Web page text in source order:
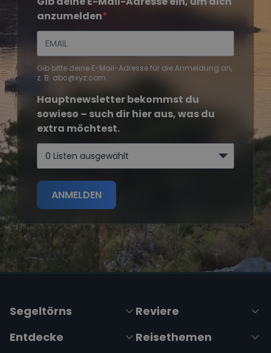
anzumelden
Gib bitte deine E-Mail-Adresse für die Anmeldung an,
z. B. abc@xyz.com.
Hauptnewsletter bekommst du
sowieso – such dir hier aus, was du
extra möchtest.
0 Listen ausgewählt
ANMELDEN
Segeltörns
Reviere
Entdecke
Reisethemen